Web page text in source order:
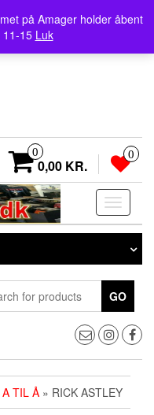
på Amager holder åbent
11-15 Luk
0
0,00 KR.
0
Toggle
GO
TIL Å » RICK ASTLEY